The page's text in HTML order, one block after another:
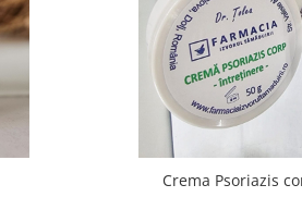
Crema Psoriazis